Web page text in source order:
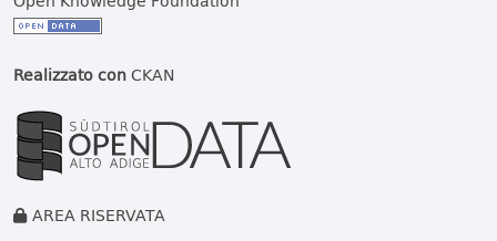
Realizzato conCKAN
AREA RISERVATA